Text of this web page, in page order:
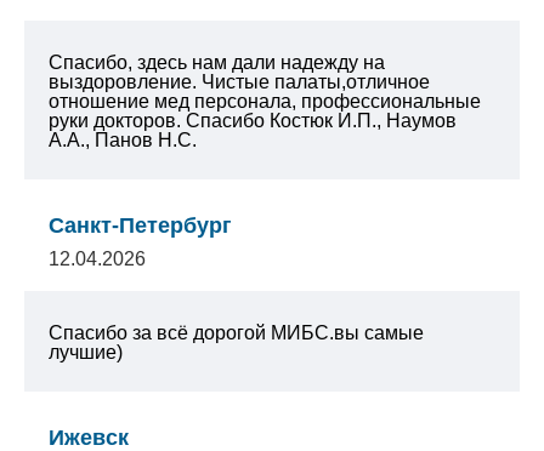
Спасибо, здесь нам дали надежду на
выздоровление. Чистые палаты,отличное
отношение мед персонала, профессиональные
руки докторов. Спасибо Костюк И.П., Наумов
А.А., Панов Н.С.
Санкт-Петербург
12.04.2026
Спасибо за всё дорогой МИБС.вы самые
лучшие)
Ижевск